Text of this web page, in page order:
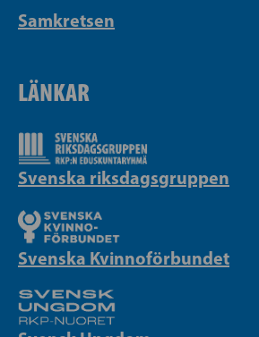
Samkretsen
LÄNKAR
Svenska riksdagsgruppen
Svenska Kvinnoförbundet